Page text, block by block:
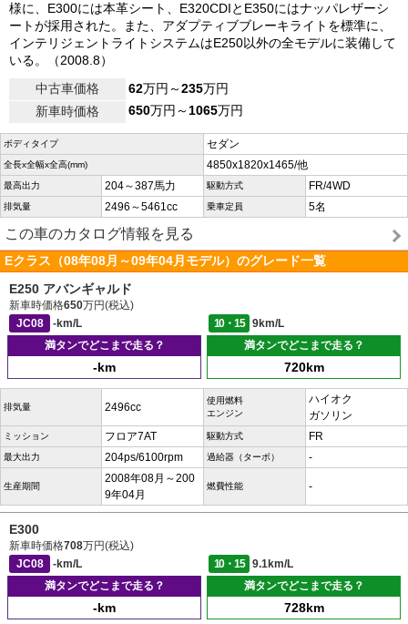
様に、E300には本革シート、E320CDIとE350にはナッパレザーシ
ートが採用された。また、アダプティブブレーキライトを標準に、
インテリジェントライトシステムはE250以外の全モデルに装備して
いる。（2008.8）
中古車価格
62万円～235万円
新車時価格
650万円～1065万円
ボディタイプ セダン
全長x全幅x全高(mm) 4850x1820x1465/他
最高出力 204～387馬力 駆動方式 FR/4WD
排気量 2496～5461cc 乗車定員 5名
この車のカタログ情報を見る
Eクラス（08年08月～09年04月モデル）のグレード一覧
E250 アバンギャルド
新車時価格650万円(税込)
JC08
-km/L 10・15
9km/L
満タンでどこまで走る？
-km
満タンでどこまで走る？
720km
排気量 2496cc
使用燃料
エンジン
ハイオク
ガソリン
ミッション フロア7AT 駆動方式 FR
最大出力 204ps/6100rpm 過給器（ターボ） -
生産期間
2008年08月～200
9年04月
燃費性能 -
E300
新車時価格708万円(税込)
JC08
-km/L 10・15
9.1km/L
満タンでどこまで走る？
-km
満タンでどこまで走る？
728km